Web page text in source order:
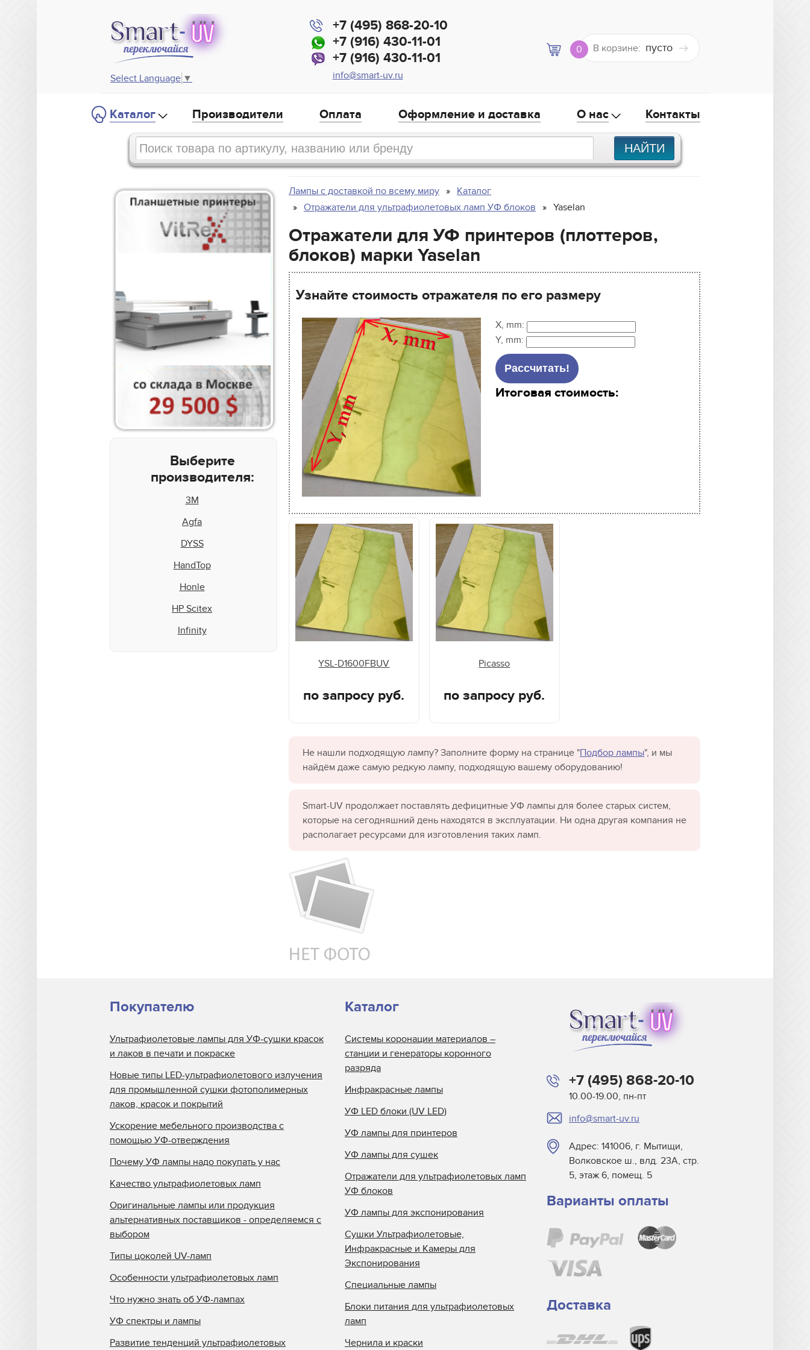
Select Language ▼
+7 (495) 868-20-10
+7 (916) 430-11-01
+7 (916) 430-11-01
info@smart-uv.ru
0 В корзине: пусто
Каталог Производители Оплата Оформление и доставка О нас Контакты
Лампы с доставкой по всему миру
Каталог
Отражатели для ультрафиолетовых ламп УФ блоков
Yaselan
Отражатели для УФ принтеров (плоттеров,
блоков) марки Yaselan
Узнайте стоимость отражателя по его размеру
X, mm:
Y, mm:
Итоговая стоимость:
YSL-D1600FBUV
по запросу руб.
Picasso
по запросу руб.
Не нашли подходящую лампу? Заполните форму на странице "Подбор лампы", и мы
найдём даже самую редкую лампу, подходящую вашему оборудованию!
Smart-UV продолжает поставлять дефицитные УФ лампы для более старых систем,
которые на сегодняшний день находятся в эксплуатации. Ни одна другая компания не
располагает ресурсами для изготовления таких ламп.
Выберите
производителя:
3M
Agfa
DYSS
HandTop
Honle
HP Scitex
Infinity
SwisQprint
Triangle Milano
Truepress
Uviterno
Zund
Отражатели Anderson
America
Отражатели BigPrinter
Отражатели CET Color
Отражатели D.E.C
Отражатели Dilli
+7 (495) 868-20-10
10.00-19.00, пн-пт
info@smart-uv.ru
Адрес: 141006, г. Мытищи,
Волковское ш., влд. 23А, стр.
5, этаж 6, помещ. 5
Варианты оплаты
Доставка
Покупателю
Ультрафиолетовые лампы для УФ-сушки красок
и лаков в печати и покраске
Новые типы LED-ультрафиолетового излучения
для промышленной сушки фотополимерных
лаков, красок и покрытий
Ускорение мебельного производства с
помощью УФ-отверждения
Почему УФ лампы надо покупать у нас
Качество ультрафиолетовых ламп
Оригинальные лампы или продукция
альтернативных поставщиков - определяемся с
выбором
Типы цоколей UV-ламп
Особенности ультрафиолетовых ламп
Что нужно знать об УФ-лампах
УФ спектры и лампы
Развитие тенденций ультрафиолетовых
Каталог
Системы коронации материалов –
станции и генераторы коронного
разряда
Инфракрасные лампы
УФ LED блоки (UV LED)
УФ лампы для принтеров
УФ лампы для сушек
Отражатели для ультрафиолетовых ламп
УФ блоков
УФ лампы для экспонирования
Сушки Ультрафиолетовые,
Инфракрасные и Камеры для
Экспонирования
Специальные лампы
Блоки питания для ультрафиолетовых
ламп
Чернила и краски